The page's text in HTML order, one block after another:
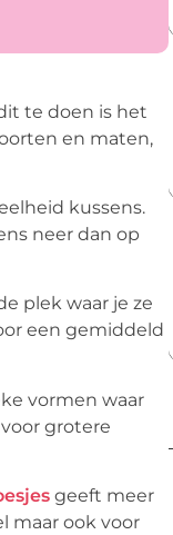
te doen is het
en maten,
kussens.
neer dan op
plek waar je ze
een gemiddeld
vormen waar
grotere
geeft meer
maar ook voor